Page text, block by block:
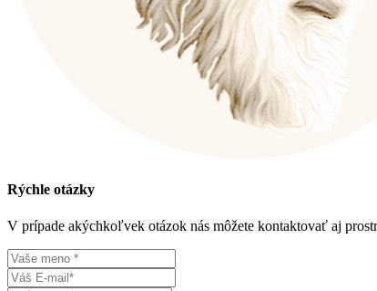
Rýchle otázky
V prípade akýchkoľvek otázok nás môžete kontaktovať aj